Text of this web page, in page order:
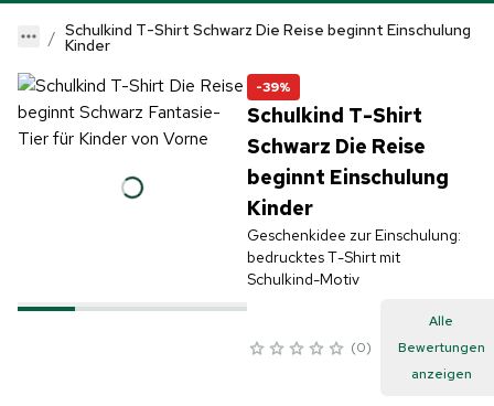
Schulkind T-Shirt Schwarz Die Reise beginnt Einschulung
Kinder
-39%
Schulkind T-Shirt
Schwarz Die Reise
beginnt Einschulung
Kinder
Geschenkidee zur Einschulung:
bedrucktes T-Shirt mit
Schulkind-Motiv
0
Alle
Bewertungen
anzeigen